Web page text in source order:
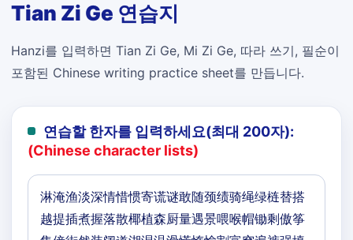
Tian Zi Ge 연습지
Hanzi를 입력하면 Tian Zi Ge, Mi Zi Ge, 따라 쓰기, 필순이
포함된 Chinese writing practice sheet를 만듭니다.
연습할 한자를 입력하세요(최대 200자):
(Chinese character lists)